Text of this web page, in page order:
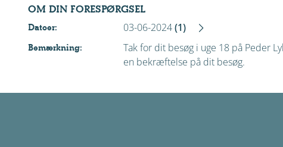
OM DIN FORESPØRGSEL
Datoer: 03-06-2024(1)
Bemærkning:
Tak for dit besøg i uge 18 på Peder
en bekræftelse på dit besøg.